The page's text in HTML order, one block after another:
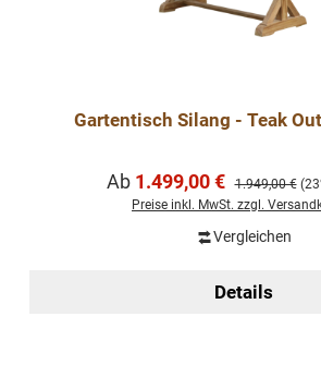
Gartentisch Silang - Teak
Verkaufspreis:
Ab 1.499,00 € Regulärer
1.949,00 €
Preise inkl. MwSt. zzgl.
Vergleichen
Details